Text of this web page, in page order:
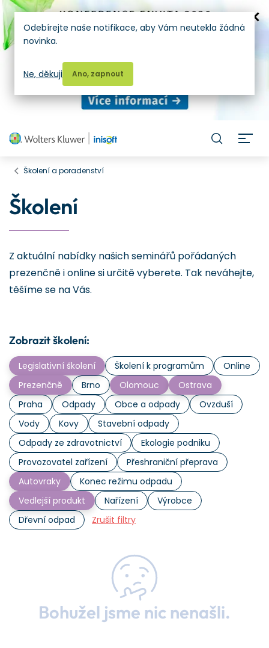
Školení a poradenství
Školení
Z aktuální nabídky našich seminářů pořádaných
prezenčně i online si určitě vyberete. Tak neváhejte,
těšíme se na Vás.
Zobrazit školení:
Legislativní školení Školení k programům
Online
Prezenčně
Brno Olomouc
Ostrava
Praha
Odpady Obce a odpady
Ovzduší
Vody
Kovy
Stavební odpady
Odpady ze zdravotnictví
Ekologie podniku
Provozovatel zařízení
Přeshraniční přeprava
Autovraky
Konec režimu odpadu
Vedlejší produkt
Nařízení
Výrobce
Dřevní odpad
Zrušit filtry
Bohužel jsme nic nenašli.
Odebírejte naše notifikace, aby Vám neutekla žádná
novinka.
Ano, zapnout
Ne, děkuji